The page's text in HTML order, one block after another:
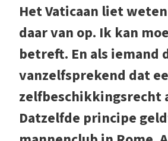
Het Vaticaan liet
daar van op. Ik kan
betreft. En als iemand
vanzelfsprekend dat
zelfbeschikkingsrecht
Datzelfde principe